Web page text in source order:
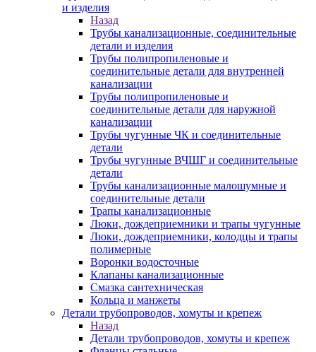
и изделия
Назад
Трубы канализационные, соединительные
детали и изделия
Трубы полипропиленовые и
соединительные детали для внутренней
канализации
Трубы полипропиленовые и
соединительные детали для наружной
канализации
Трубы чугунные ЧК и соединительные
детали
Трубы чугунные ВЧШГ и соединительные
детали
Трубы канализационные малошумные и
соединительные детали
Трапы канализационные
Люки, дождеприемники и трапы чугунные
Люки, дождеприемники, колодцы и трапы
полимерные
Воронки водосточные
Клапаны канализационные
Смазка сантехническая
Кольца и манжеты
Детали трубопроводов, хомуты и крепеж
Назад
Детали трубопроводов, хомуты и крепеж